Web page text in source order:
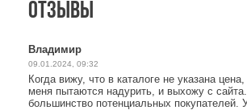
Отзывы
Владимир
09.01.2024, 09:32
Когда вижу, что в каталоге не указана
меня пытаются надурить, и выхожу с
большинство потенциальных покупателей.